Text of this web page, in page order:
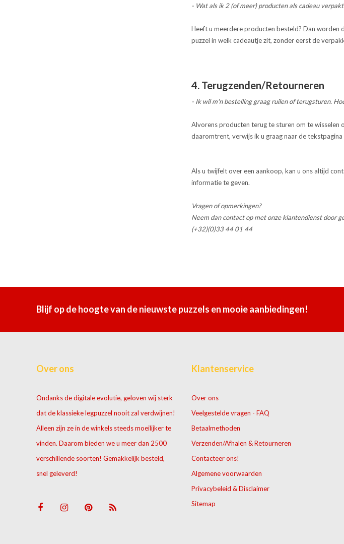
- Wat als ik 2 (of meer) producten als cadeau
Heeft u meerdere producten besteld? Dan
puzzel in welk cadeautje zit, zonder eerst de
4. Terugzenden/Retourneren
- Ik wil m'n bestelling graag ruilen of terugsturen.
Alvorens producten terug te sturen om te
daaromtrent, verwijs ik u graag naar de
Als u twijfelt over een aankoop, kan u ons altijd
informatie te geven.
Vragen of opmerkingen?
Neem dan contact op met onze klantendienst door
(+32)(0)33 44 01 44
Blijf op de hoogte van de nieuwste puzzels en mooie aanbiedingen!
Over ons
Ondanks de digitale evolutie, geloven wij sterk
dat de klassieke legpuzzel nooit zal verdwijnen!
Alleen zijn ze in de winkels steeds moeilijker te
vinden. Daarom bieden we u meer dan 2500
verschillende soorten! Gemakkelijk besteld,
snel geleverd!
Klantenservice
Over ons
Veelgestelde vragen - FAQ
Betaalmethoden
Verzenden/Afhalen & Retourneren
Contacteer ons!
Algemene voorwaarden
Privacybeleid & Disclaimer
Sitemap